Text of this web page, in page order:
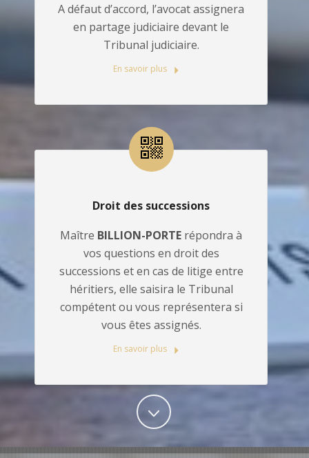
A défaut d’accord, l’avocat assignera
en partage judiciaire devant le
Tribunal judiciaire.
En savoir plus
Droit des successions
Maître BILLION-PORTE répondra à
vos questions en droit des
successions et en cas de litige entre
héritiers, elle saisira le Tribunal
compétent ou vous représentera si
vous êtes assignés.
En savoir plus